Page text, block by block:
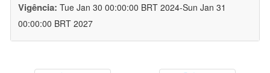
Vigência: Tue Jan 30 00:00:00 BRT 2024-Sun Jan 31
00:00:00 BRT 2027